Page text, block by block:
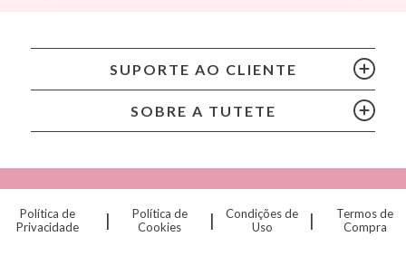
Cristina de Jos'h
Djeco
SUPORTE AO CLIENTE
SOBRE A TUTETE
Política de
Privacidade
|
Política de
Cookies
|
Condições de
Uso
|
Termos de
Compra